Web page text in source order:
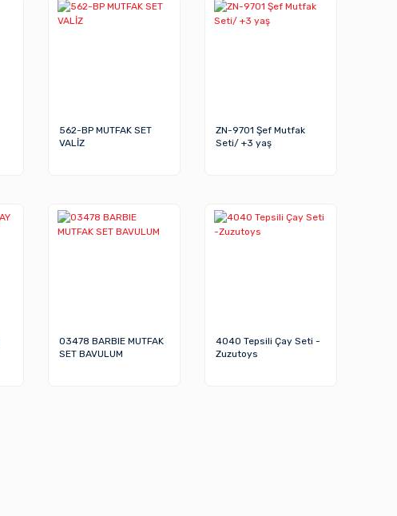
562-BP MUTFAK SET
VALİZ
ZN-9701 Şef Mutfak
Seti/ +3 yaş
03478 BARBIE MUTFAK
SET BAVULUM
4040 Tepsili Çay Seti -
Zuzutoys